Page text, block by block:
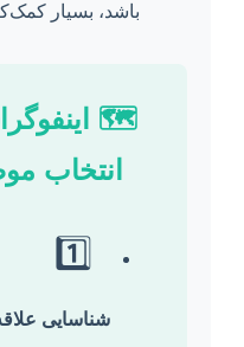
باشد، بسیار
🗺️
انتخاب
1️⃣
شناسایی